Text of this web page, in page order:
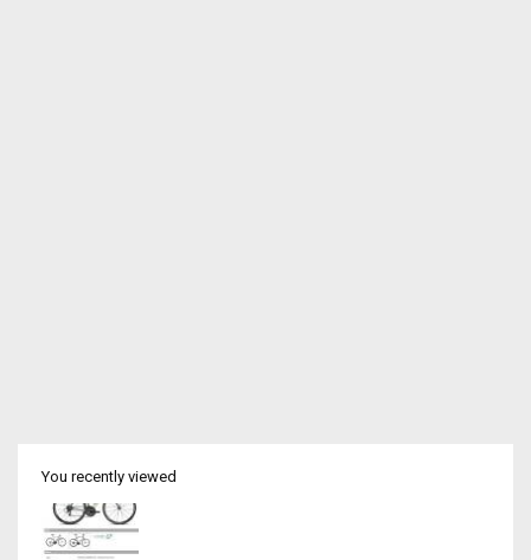
You recently viewed